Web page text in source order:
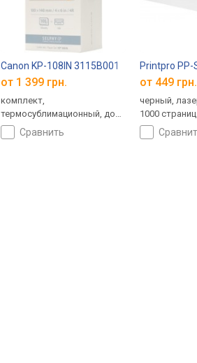
Canon KP-108IN 3115B001
от 1 399 грн.
комплект,
термосублимационный, до
108 страниц
сравнить
Printpro PP-
от 449 грн.
черный,
1000 страниц